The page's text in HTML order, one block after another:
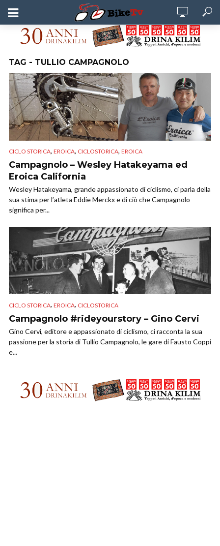
TAG - TULLIO CAMPAGNOLO
CICLO STORICA, EROICA, CICLOSTORICA, EROICA
Campagnolo – Wesley Hatakeyama ed
Eroica California
Wesley Hatakeyama, grande appassionato di ciclismo, ci parla della
sua stima per l’atleta Eddie Merckx e di ciò che Campagnolo
significa per...
CICLO STORICA, EROICA, CICLOSTORICA
Campagnolo #rideyourstory – Gino Cervi
Gino Cervi, editore e appassionato di ciclismo, ci racconta la sua
passione per la storia di Tullio Campagnolo, le gare di Fausto Coppi
e...